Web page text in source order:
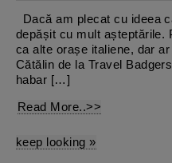
Dacă am plecat cu ideea
depășit cu mult așteptările.
ca alte orașe italiene, dar
Cătălin de la Travel
habar […]
Read More..>>
keep looking »